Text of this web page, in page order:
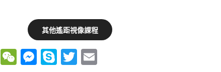
其他遙距視像課程
Li W M S T